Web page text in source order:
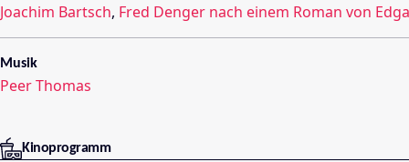
Joachim Bartsch, Fred Denger nach einem Roman von
Musik
Peer Thomas
Kinoprogramm